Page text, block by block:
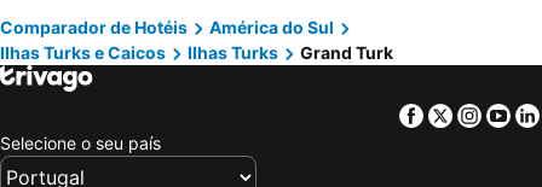
Hotéis em Sul de Espanha
Hotéis em Málaga
Hotéis em Minorca
Hotéis em Galiza
Hotéis em Andaluzia
Hotéis em Ilha do Sal
Hotéis em Ibiza
Comparador de Hotéis
América do Sul
Ilhas Turks e Caicos
Ilhas Turks Grand Turk
Facebook
Twitter
Selecione o seu país